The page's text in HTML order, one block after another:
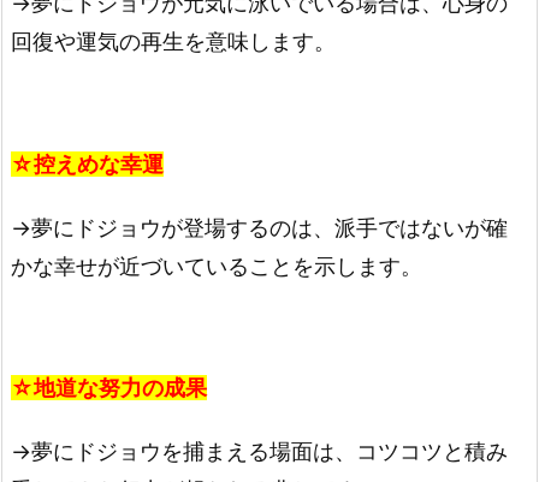
回復や運気の再生を意味します。
☆控えめな幸運
→夢にドジョウが登場するのは、派手ではないが確
かな幸せが近づいていることを示します。
☆地道な努力の成果
→夢にドジョウを捕まえる場面は、コツコツと積み